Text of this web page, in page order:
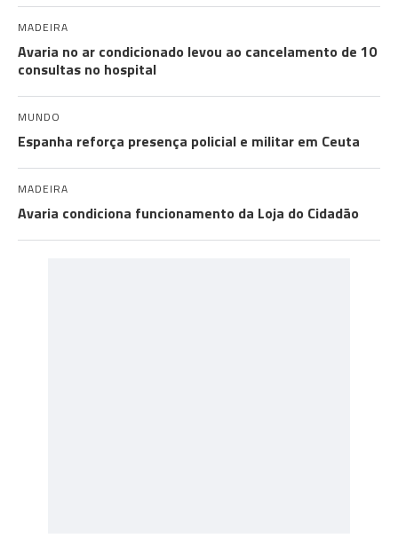
MADEIRA
Avaria no ar condicionado levou ao cancelamento de 10
consultas no hospital
MUNDO
Espanha reforça presença policial e militar em Ceuta
MADEIRA
Avaria condiciona funcionamento da Loja do Cidadão